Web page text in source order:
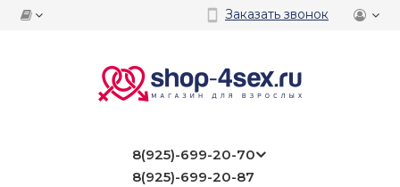
Заказать звонок
8(925)-699-20-70
8(925)-699-20-87